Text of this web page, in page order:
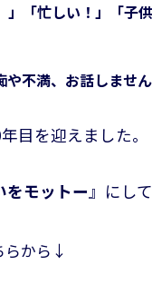
「忙しい！」「子
不満、お話しませ
目を迎えました。
をモットー』にし
らから↓